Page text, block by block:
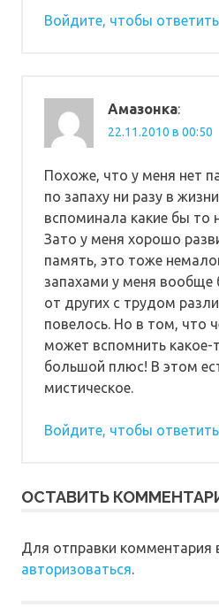
Войдите, чтобы ответить
Амазонка:
22.11.2010 в 00:50
Похоже, что у меня нет
по запаху ни разу в
вспоминала какие бы то
Зато у меня хорошо
память, это тоже
запахами у меня вообще
от других с трудом
повелось. Но в том, что
может вспомнить какое-
большой плюс! В этом
мистическое.
Войдите, чтобы ответить
ОСТАВИТЬ
Для отправки комментария
авторизоваться.